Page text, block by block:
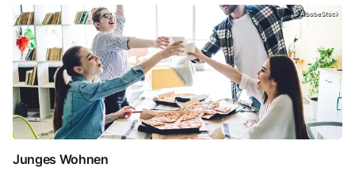
Junges Wohnen, AbobeStock ©AbobeStock
Junges Wohnen